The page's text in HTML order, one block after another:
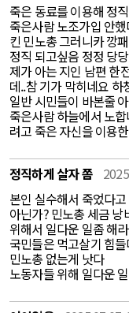
죽은 동료를 이용해 정
죽은사람 노조가입 안
킨 민노총 그러니카 깡
정직 되고싶음 정정 당
제가 아는 지인 남편 한
데..참 기가 막히네요
일반 시민들이 바본줄
죽은사람 하늘에서 노
려고 죽은 자신을 이용
정직하게 살자 쫌
본인 실수해서 죽었다
아닌가? 민노총 세금
위해서 일다운 일좀 해
국민들은 먹고살기 힘
민노총 없는게 낫다
노동자들 위해 일다운